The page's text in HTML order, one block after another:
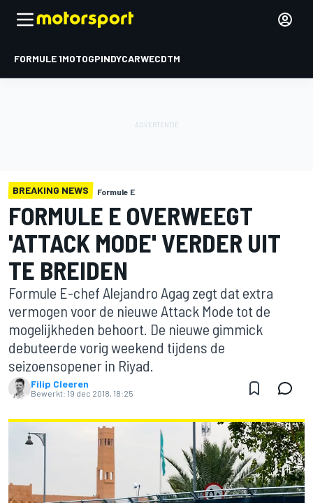
FORMULE 1MOTOGPINDYCARWECDTM
BREAKING NEWS Formule E
FORMULE E OVERWEEGT
'ATTACK MODE' VERDER UIT
TE BREIDEN
Formule E-chef Alejandro Agag zegt dat extra
vermogen voor de nieuwe Attack Mode tot de
mogelijkheden behoort. De nieuwe gimmick
debuteerde vorig weekend tijdens de
seizoensopener in Riyad.
Filip Cleeren
Bewerkt: 19 dec 2018, 18:25